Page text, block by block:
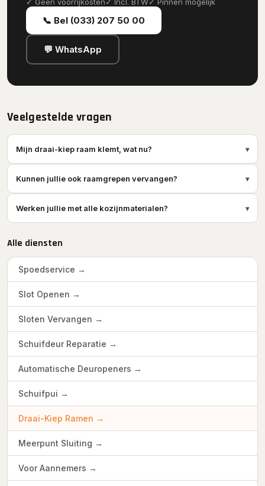
📞 Bel (033) 207 50 00
💬 WhatsApp
Veelgestelde vragen
Mijn draai-kiep raam klemt, wat nu? ▾
Kunnen jullie ook raamgrepen vervangen? ▾
Werken jullie met alle kozijnmaterialen? ▾
Alle diensten
Spoedservice →
Slot Openen →
Sloten Vervangen →
Schuifdeur Reparatie →
Automatische Deuropeners →
Schuifpui →
Draai-Kiep Ramen →
Meerpunt Sluiting →
Voor Aannemers →